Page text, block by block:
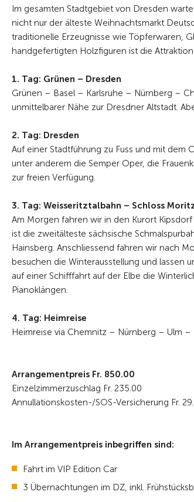
Im gesamten Stadtgebiet von Dresden
nicht nur der älteste Weihnachtsmarkt
traditionelle Erzeugnisse wie Töpferwaren,
handgefertigten Holzfiguren ist die
1. Tag: Grünen – Dresden
Grünen – Basel – Karlsruhe – Nürnberg –
unmittelbarer Nähe zur Dresdner Altstadt.
2. Tag: Dresden
Auf einer Stadtführung zu Fuss und mit dem
unter anderem die Semper Oper, die
zur freien Verfügung.
3. Tag: Weisseritztalbahn – Schloss
Am Morgen fahren wir in den Kurort
ist die zweitälteste sächsische
Hainsberg. Anschliessend fahren wir nach
besuchen die Winterausstellung und lassen
auf einer Schifffahrt auf der Elbe die
Pianoklängen.
4. Tag: Heimreise
Heimreise via Chemnitz – Nürnberg – Ulm
Arrangementpreis Fr. 850.00
Einzelzimmerzuschlag Fr. 235.00
Annullationskosten-/SOS-Versicherung Fr.
Im Arrangementpreis inbegriffen sind:
Fahrt im VIP Edition Car
3 Übernachtungen im DZ, inkl.